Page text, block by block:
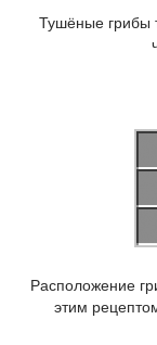
Тушёные грибы
Расположение
этим